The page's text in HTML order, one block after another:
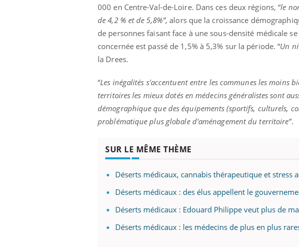
000 en Centre-Val-de-Loire. Dans ces deux régions, “le
de 4,2 % et de 5,8%”, alors que la croissance
de personnes faisant face à une sous-densité médicale
concernée est passé de 1,5% à 5,3% sur la période. “Un
la Drees.
“Les inégalités s'accentuent entre les communes les moins
territoires les mieux dotés en médecins généralistes sont
démographique que des équipements (sportifs, culturels,
problématique plus globale d'aménagement du territoire”.
SUR LE MÊME THÈME
Déserts médicaux, cannabis thérapeutique et stress
Déserts médicaux : des élus appellent le
Déserts médicaux : Edouard Philippe veut plus de
Déserts médicaux : les médecins de plus en plus